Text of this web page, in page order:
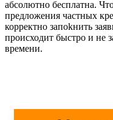
абсолютно бесплатна.
предложения частных
корректно запоkнить
происходит быстро и не
времени.